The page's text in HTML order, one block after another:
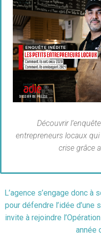
Découvrir
entrepreneurs locaux
crise grâce
L’agence s’engage donc
pour défendre l’idée
invite à rejoindre
année